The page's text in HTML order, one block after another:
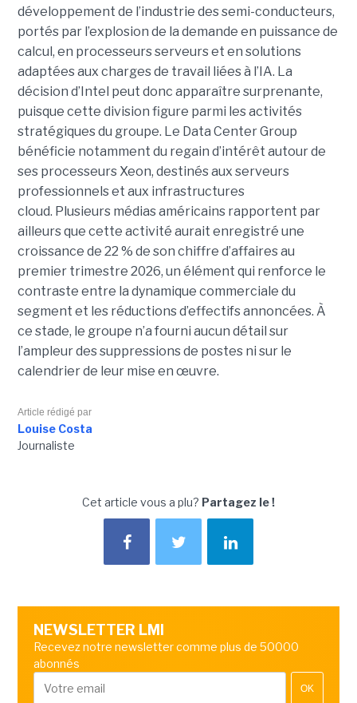
développement de l’industrie des semi-conducteurs,
portés par l’explosion de la demande en puissance de
calcul, en processeurs serveurs et en solutions
adaptées aux charges de travail liées à l’IA. La
décision d’Intel peut donc apparaître surprenante,
puisque cette division figure parmi les activités
stratégiques du groupe. Le Data Center Group
bénéficie notamment du regain d’intérêt autour de
ses processeurs Xeon, destinés aux serveurs
professionnels et aux infrastructures
cloud. Plusieurs médias américains rapportent par
ailleurs que cette activité aurait enregistré une
croissance de 22 % de son chiffre d’affaires au
premier trimestre 2026, un élément qui renforce le
contraste entre la dynamique commerciale du
segment et les réductions d’effectifs annoncées. À
ce stade, le groupe n’a fourni aucun détail sur
l’ampleur des suppressions de postes ni sur le
calendrier de leur mise en œuvre.
Article rédigé par
Louise Costa
Journaliste
Cet article vous a plu? Partagez le !
NEWSLETTER LMI
Recevez notre newsletter comme plus de 50000
abonnés
OK